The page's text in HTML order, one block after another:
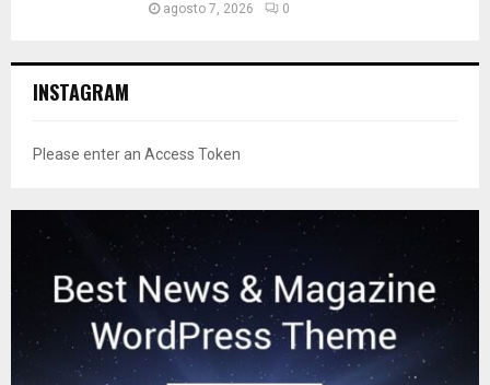
agosto 7, 2026 0
INSTAGRAM
Please enter an Access Token